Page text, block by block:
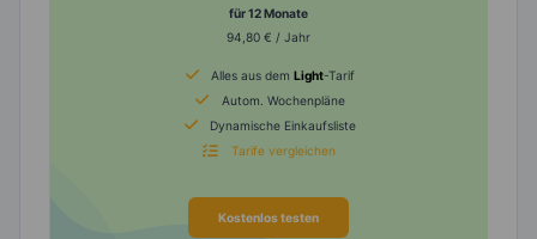
für 12 Monate
94,80 € / Jahr
Alles aus dem Light-Tarif
Autom. Wochenpläne
Dynamische Einkaufsliste
Tarife vergleichen
Kostenlos testen